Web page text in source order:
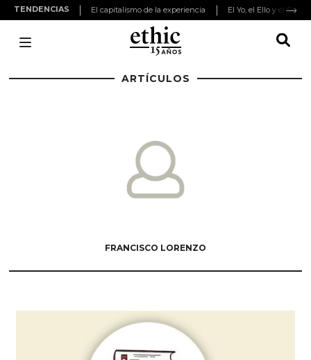
TENDENCIAS El capitalismo de la experiencia El Yo, el Ello y el
ARTÍCULOS
FRANCISCO LORENZO